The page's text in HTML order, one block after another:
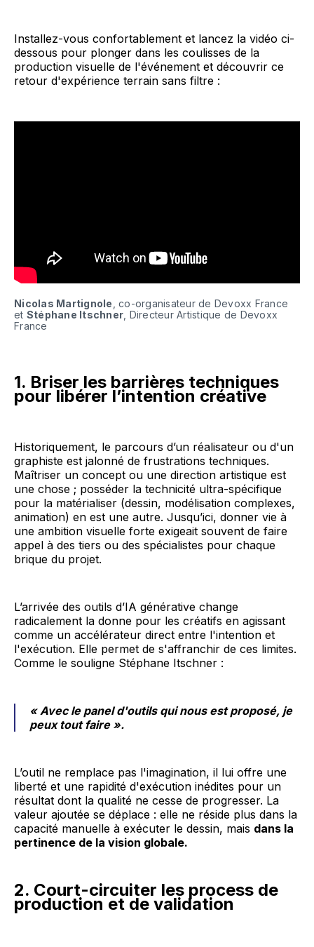
Installez-vous confortablement et lancez la vidéo ci-
dessous pour plonger dans les coulisses de la
production visuelle de l'événement et découvrir ce
retour d'expérience terrain sans filtre :
Nicolas Martignole , co-organisateur de Devoxx France
et Stéphane Itschner , Directeur Artistique de Devoxx
France
1. Briser les barrières techniques
pour libérer l’intention créative
Historiquement, le parcours d’un réalisateur ou d'un
graphiste est jalonné de frustrations techniques.
Maîtriser un concept ou une direction artistique est
une chose ; posséder la technicité ultra-spécifique
pour la matérialiser (dessin, modélisation complexes,
animation) en est une autre. Jusqu’ici, donner vie à
une ambition visuelle forte exigeait souvent de faire
appel à des tiers ou des spécialistes pour chaque
brique du projet.
L’arrivée des outils d’IA générative change
radicalement la donne pour les créatifs en agissant
comme un accélérateur direct entre l'intention et
l'exécution. Elle permet de s'affranchir de ces limites.
Comme le souligne Stéphane Itschner :
« Avec le panel d'outils qui nous est proposé, je
peux tout faire ».
L’outil ne remplace pas l'imagination, il lui offre une
liberté et une rapidité d'exécution inédites pour un
résultat dont la qualité ne cesse de progresser. La
valeur ajoutée se déplace : elle ne réside plus dans la
capacité manuelle à exécuter le dessin, mais dans la
pertinence de la vision globale.
2. Court-circuiter les process de
production et de validation